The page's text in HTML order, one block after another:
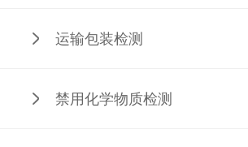
运输包装检测
禁用化学物质检测